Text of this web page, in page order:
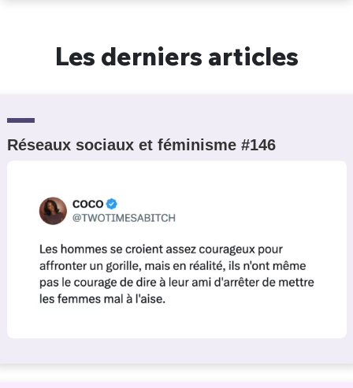
Les derniers articles
Réseaux sociaux et féminisme #146